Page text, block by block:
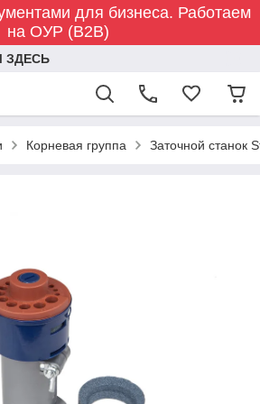
для бизнеса. Работаем
на ОУР (B2B)
ЗДЕСЬ
Корневая группа Заточной станок